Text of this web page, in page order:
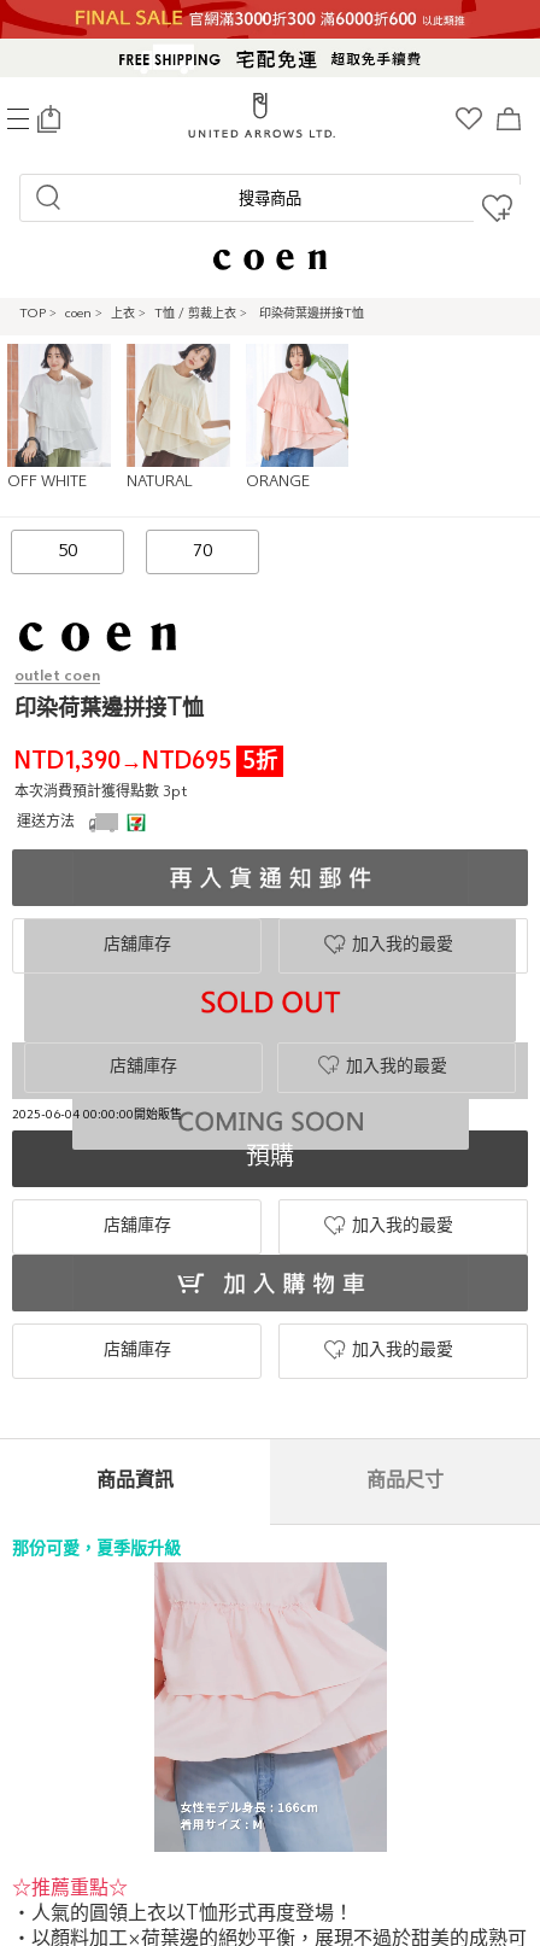
搜尋商品
TOP > coen > 上衣 > T恤 / 剪裁上衣 > 印染荷葉邊拼接T恤
OFF WHITE NATURAL ORANGE
50 70
outlet coen
印染荷葉邊拼接T恤
NTD1,390→ NTD695 5折
本次消費預計獲得點數 3pt
運送方法
加入我的最愛
店舖庫存
店舖庫存 加入我的最愛
2025-06-04 00:00:00開始販售
預購
店舖庫存 加入我的最愛
店舖庫存 加入我的最愛
商品資訊 商品尺寸
那份可愛，夏季版升級
☆推薦重點☆
・人氣的圓領上衣以T恤形式再度登場！
・以顏料加工×荷葉邊的絕妙平衡，展現不過於甜美的成熟可